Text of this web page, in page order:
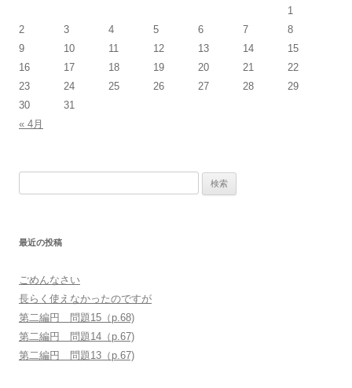
« 4月
1
2
3 4 5 6 7
8
9
10 11 12 13 14
15
16
17 18 19 20 21
22
23
24 25 26 27 28
29
30
31
最近の投稿
ごめんなさい
長らく使えなかったのですが
第二編円 問題15（p.68)
第二編円 問題14（p.67)
第二編円 問題13（p.67)